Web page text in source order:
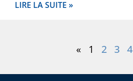
LIRE LA SUITE »
« 1 2 3 4